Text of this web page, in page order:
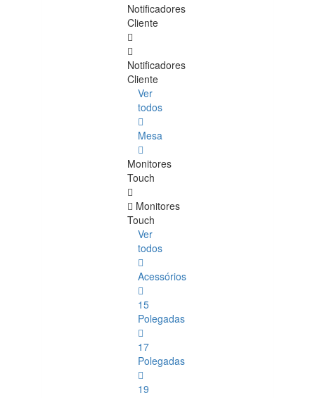
Notificadores
Cliente
Notificadores
Cliente
Ver
todos
Mesa
Monitores
Touch
Monitores
Touch
Ver
todos
Acessórios
15
Polegadas
17
Polegadas
19